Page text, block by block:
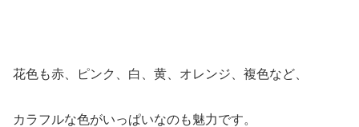
花色も赤、ピンク、白、黄、オレンジ、複色など、
カラフルな色がいっぱいなのも魅力です。